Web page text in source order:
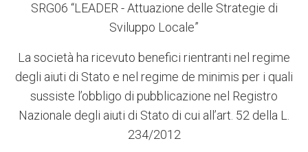
SRG06 “LEADER - Attuazione delle Strategie di
Sviluppo Locale”
La società ha ricevuto benefici rientranti nel regime
degli aiuti di Stato e nel regime de minimis per i quali
sussiste l’obbligo di pubblicazione nel Registro
Nazionale degli aiuti di Stato di cui all’art. 52 della L.
234/2012